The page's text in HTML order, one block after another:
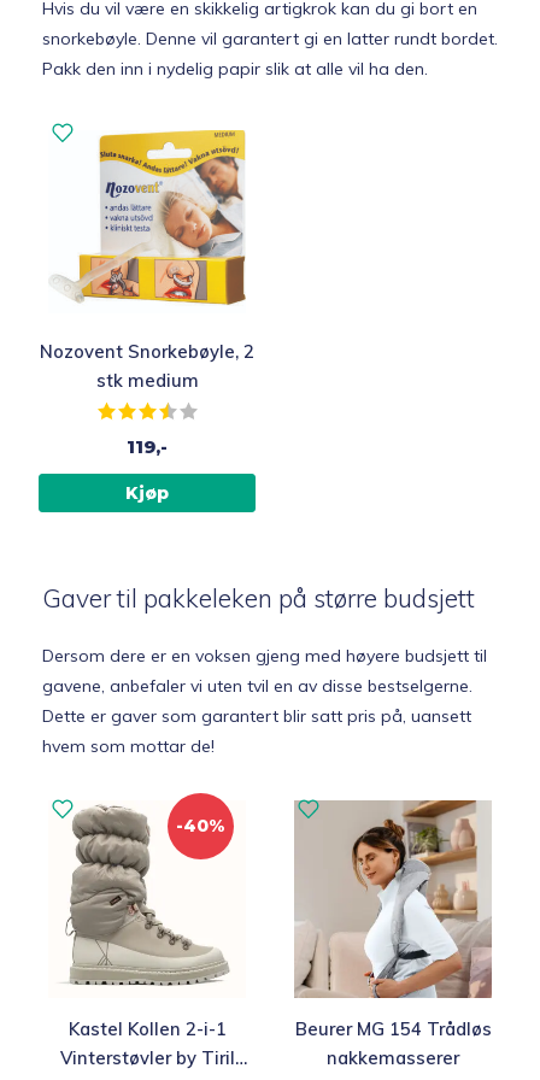
Hvis du vil være en skikkelig artigkrok kan du gi bort en
snorkebøyle. Denne vil garantert gi en latter rundt bordet.
Pakk den inn i nydelig papir slik at alle vil ha den.
Nozovent Snorkebøyle, 2
stk medium
Karakter:
119,-
Kjøp
Gaver til pakkeleken på større budsjett
Dersom dere er en voksen gjeng med høyere budsjett til
gavene, anbefaler vi uten tvil en av disse bestselgerne.
Dette er gaver som garantert blir satt pris på, uansett
hvem som mottar de!
-40%
Kastel Kollen 2-i-1
Vinterstøvler by Tiril
Beurer MG 154 Trådløs
nakkemasserer